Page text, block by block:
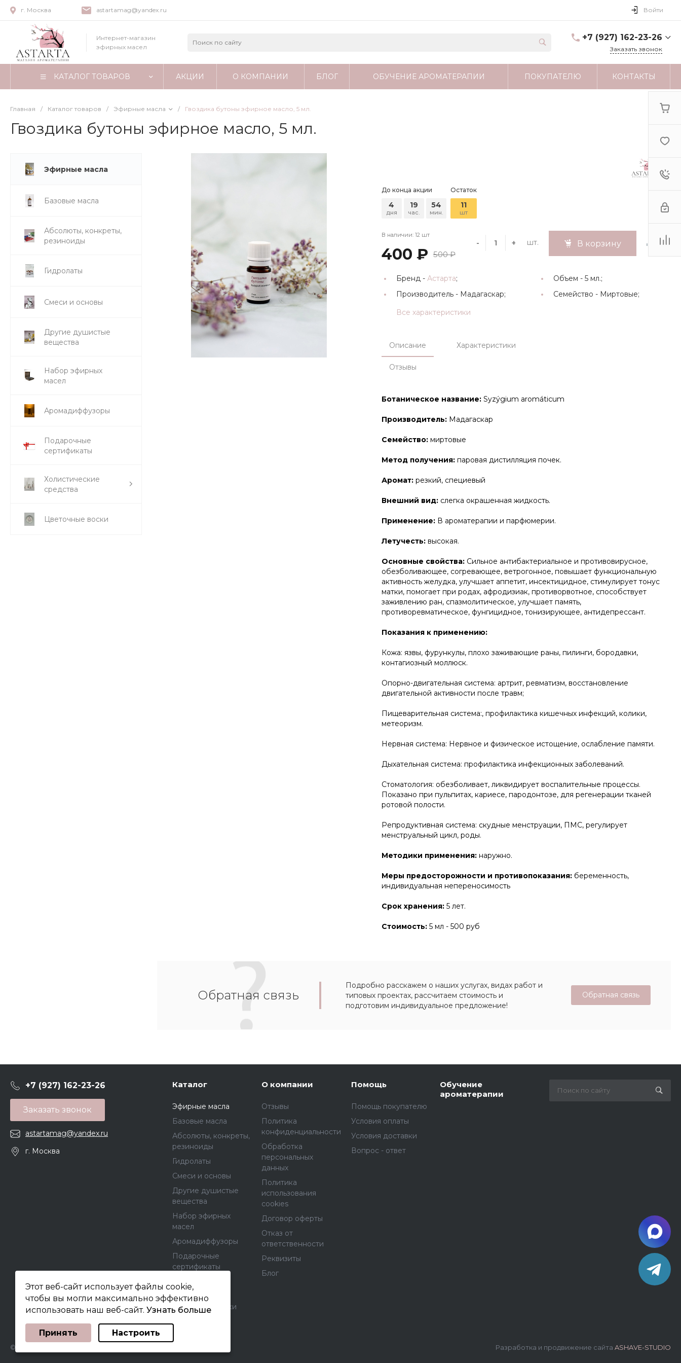
г. Москва astartamag@yandex.ru Войти
Интернет-магазин
эфирных масел
+7 (927) 162-23-26
astartamag@yandex.ru
Заказать звонок
КАТАЛОГ ТОВАРОВ АКЦИИ О КОМПАНИИ БЛОГ ОБУЧЕНИЕ АРОМАТЕРАПИИ ПОКУПАТЕЛЮ КОНТАКТЫ
Главная / Каталог товаров / Эфирные масла / Гвоздика бутоны эфирное масло, 5 мл.
Гвоздика бутоны эфирное масло, 5 мл.
Эфирные масла
Базовые масла
Абсолюты, конкреты,
резиноиды
Гидролаты
Смеси и основы
Другие душистые
вещества
Набор эфирных
масел
Аромадиффузоры
Подарочные
сертификаты
Холистические
средства
Цветочные воски
До конца акции
4
дня
19
час.
54
мин.
Остаток
11
шт
В наличии: 12 шт
400 ₽ 500 ₽
- + шт. В корзину
Бренд - Астарта; Объем -5 мл.;
Производитель - Мадагаскар; Семейство - Миртовые;
Все характеристики
Описание Характеристики
Отзывы
Ботаническое название:Syzýgium aromáticum
Производитель:Мадагаскар
Семейство:миртовые
Метод получения:паровая дистилляция почек.
Аромат:резкий, специевый
Внешний вид:слегка окрашенная жидкость.
Применение:В ароматерапии и парфюмерии.
Летучесть: высокая.
Основные свойства:Сильное антибактериальное и противовирусное,
обезболивающее, согревающее, ветрогонное, повышает функциональную
активность желудка, улучшает аппетит, инсектицидное, стимулирует тонус
матки, помогает при родах, афродизиак, противорвотное, способствует
заживлению ран, спазмолитическое, улучшает память,
противоревматическое, фунгицидное, тонизирующее, антидепрессант.
Показания к применению:
Кожа: язвы, фурункулы, плохо заживающие раны, пилинги, бородавки,
контагиозный моллюск.
Опорно-двигательная система: артрит, ревматизм, восстановление
двигательной активности после травм;
Пищеварительная система:, профилактика кишечных инфекций, колики,
метеоризм.
Нервная система: Нервное и физическое истощение, ослабление памяти.
Дыхательная система: профилактика инфекционных заболеваний.
Стоматология: обезболивает, ликвидирует воспалительные процессы.
Показано при пульпитах, кариесе, пародонтозе, для регенерации тканей
ротовой полости.
Репродуктивная система: скудные менструации, ПМС, регулирует
менструальный цикл, роды.
Методики применения: наружно.
Меры предосторожности и противопоказания:беременность,
индивидуальная непереносимость
Срок хранения: 5 лет.
Стоимость:5 мл - 500 руб
Обратная связь
Подробно расскажем о наших услугах, видах работ и
типовых проектах, рассчитаем стоимость и
подготовим индивидуальное предложение!
Обратная связь
+7 (927) 162-23-26
Заказать звонок
astartamag@yandex.ru
г. Москва
Каталог
Эфирные масла
Базовые масла
Абсолюты, конкреты,
резиноиды
Гидролаты
Смеси и основы
Другие душистые
вещества
Набор эфирных
масел
Аромадиффузоры
Подарочные
сертификаты
Холистические
средства
Цветочные воски
О компании
Отзывы
Политика
конфиденциальности
Обработка
персональных
данных
Политика
использования
cookies
Договор оферты
Отказ от
ответственности
Реквизиты
Блог
Помощь
Помощь покупателю
Условия оплаты
Условия доставки
Вопрос - ответ
Обучение
ароматерапии
© 2009 - 2026 "Астарта", Все права защищены. Разработка и продвижение сайта ASHAVE-STUDIO
Этот веб-сайт использует файлы cookie,
чтобы вы могли максимально эффективно
использовать наш веб-сайт. Узнать больше
Минимальные Аналитические/Функциональные
Принять Настроить